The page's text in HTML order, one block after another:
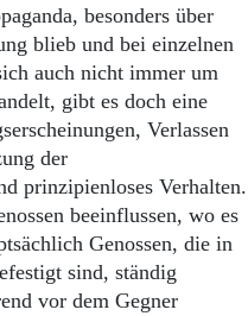
besonders über
blieb und bei einzelnen
auch nicht immer um
gibt es doch eine
Verlassen
der
prinzipienloses Verhalten.
beeinflussen, wo es
Genossen, die in
sind, ständig
vor dem Gegner